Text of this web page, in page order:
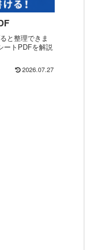
と整理できま
ートPDFを解説
2026.07.27